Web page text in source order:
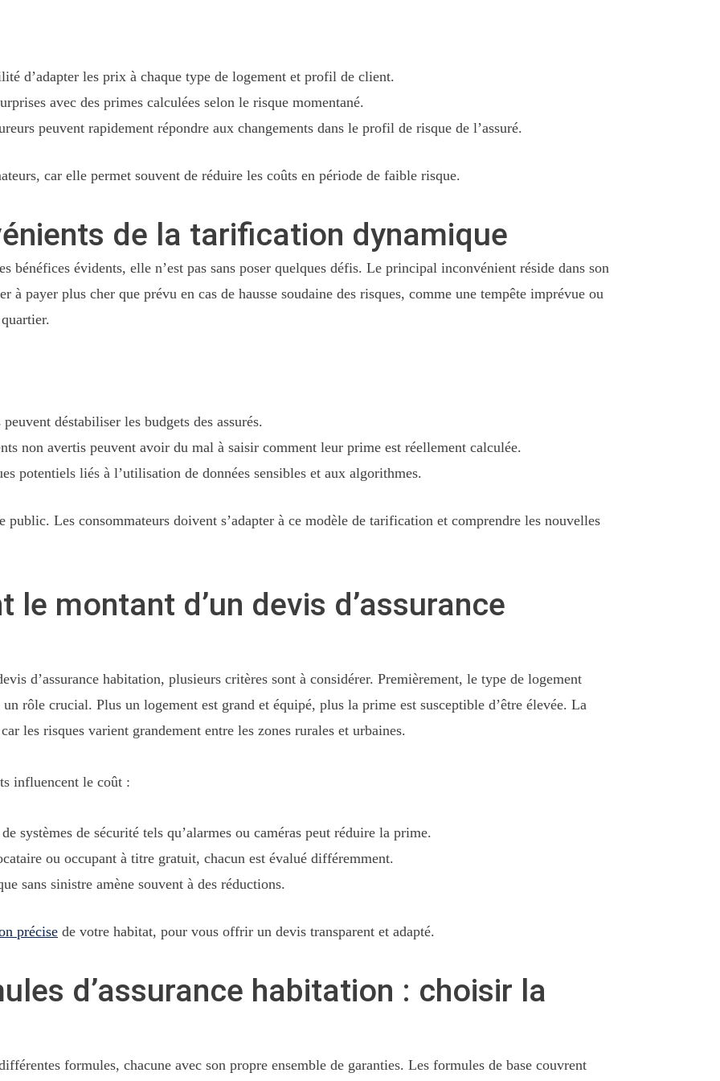
d’adapter les prix à chaque type de logement et profil de client.
avec des primes calculées selon le risque momentané.
peuvent rapidement répondre aux changements dans le profil de risque de l’assuré.
car elle permet souvent de réduire les coûts en période de faible risque.
de la tarification dynamique
bénéfices évidents, elle n’est pas sans poser quelques défis. Le principal inconvénient réside dans son
payer plus cher que prévu en cas de hausse soudaine des risques, comme une tempête imprévue ou
déstabiliser les budgets des assurés.
non avertis peuvent avoir du mal à saisir comment leur prime est réellement calculée.
potentiels liés à l’utilisation de données sensibles et aux algorithmes.
Les consommateurs doivent s’adapter à ce modèle de tarification et comprendre les nouvelles
le montant d’un devis d’assurance
d’assurance habitation, plusieurs critères sont à considérer. Premièrement, le type de logement
rôle crucial. Plus un logement est grand et équipé, plus la prime est susceptible d’être élevée. La
les risques varient grandement entre les zones rurales et urbaines.
influencent le coût :
systèmes de sécurité tels qu’alarmes ou caméras peut réduire la prime.
ou occupant à titre gratuit, chacun est évalué différemment.
sans sinistre amène souvent à des réductions.
précise de votre habitat, pour vous offrir un devis transparent et adapté.
d’assurance habitation : choisir la
formules, chacune avec son propre ensemble de garanties. Les formules de base couvrent